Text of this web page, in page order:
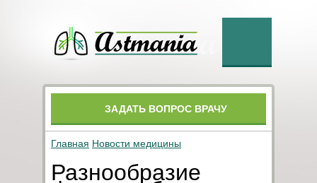
ЗАДАТЬ ВОПРОС ВРАЧУ
Главная Новости медицины
Разнообразие